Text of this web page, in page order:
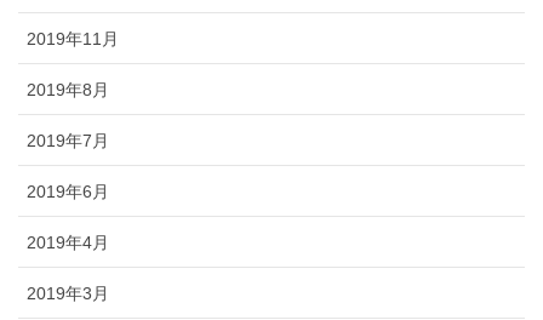
2019年11月
2019年8月
2019年7月
2019年6月
2019年4月
2019年3月